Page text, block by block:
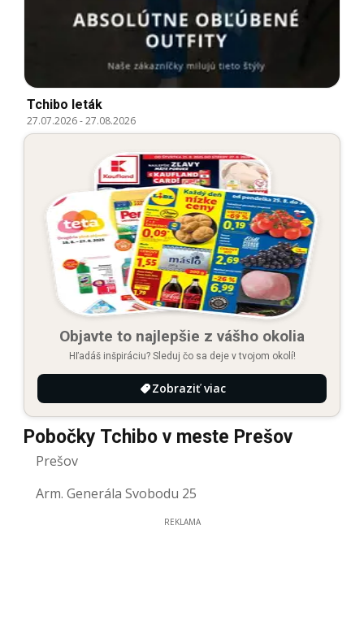
Tchibo leták
27.07.2026-27.08.2026
Objavte to najlepšie z vášho okolia
Hľadáš inšpiráciu? Sleduj čo sa deje v tvojom okolí!
Zobraziť viac
Pobočky Tchibo v meste Prešov
Prešov
Arm. Generála Svobodu 25
REKLAMA